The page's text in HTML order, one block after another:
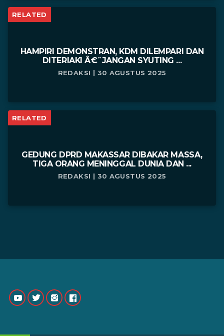
RELATED
HAMPIRI DEMONSTRAN, KDM DILEMPARI DAN
DITERIAKI Â€˜JANGAN SYUTING ...
REDAKSI | 30 AGUSTUS 2025
RELATED
GEDUNG DPRD MAKASSAR DIBAKAR MASSA,
TIGA ORANG MENINGGAL DUNIA DAN ...
REDAKSI | 30 AGUSTUS 2025